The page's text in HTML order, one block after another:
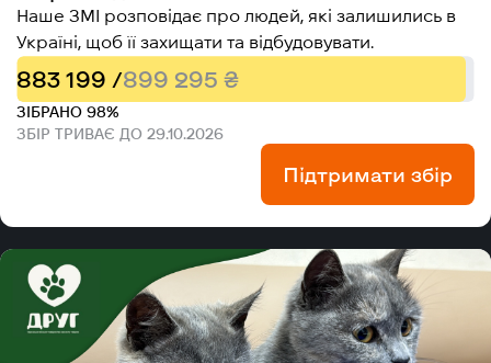
Наше ЗМІ розповідає про людей, які залишились в
Україні, щоб її захищати та відбудовувати.
883 199 /899 295 ₴
ЗІБРАНО 98%
ЗБІР ТРИВАЄ ДО 29.10.2026
Підтримати збір